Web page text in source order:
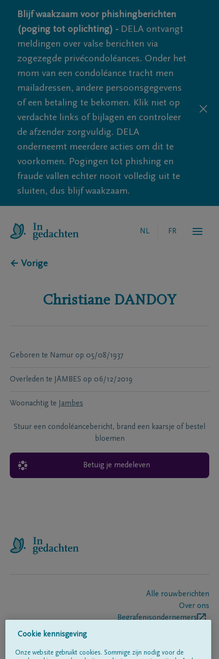
Blijf waakzaam voor phishingberichten
(poging tot oplichting) - DELA ontvangt
meldingen over valse berichten via
zogezegde privécondoléances. Onder het
mom van een condoléance tracht men
mailadressen, andere persoonsgegevens
of een betaling te bekomen. Klik niet op
verdachte links of bijlagen en controleer
de afzender zorgvuldig. DELA
onderneemt meerdere acties om dit te
voorkomen. Pogingen tot phishing en
fraude vallen echter nooit volledig uit te
sluiten, dus blijf waakzaam.
NL FR
← Vorige
Christiane DANDOY
Geboren te Namur op 05/08/1937
Overleden te JAMBES op 06/12/2019
Woonachtig te Jambes
Stuur een condoléancebericht, brand een kaarsje of bestel
bloemen
Betuig je medeleven
Alle rouwberichten
Over ons
Begrafenisondernemers
Cookie kennisgeving
Onze website gebruikt cookies. Sommige zijn nodig voor de